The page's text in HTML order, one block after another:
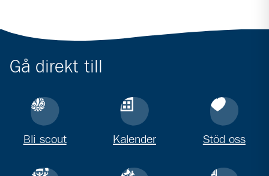
Gå direkt till
Bli scout Kalender Stöd oss